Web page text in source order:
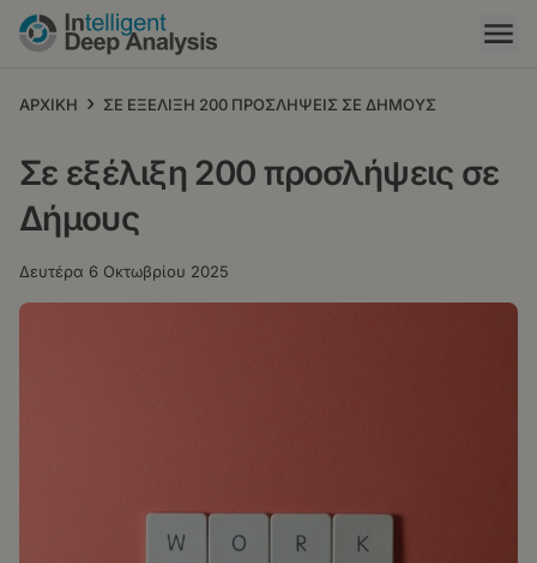
Παράκαμψη
προς
κυρίως
ΑΡΧΙΚΗ › ΣΕ ΕΞΕΛΙΞΗ 200 ΠΡΟΣΛΗΨΕΙΣ ΣΕ ΔΗΜΟΥΣ
Σε εξέλιξη 200 προσλήψεις σε
Δήμους
Δευτέρα 6 Οκτωβρίου 2025